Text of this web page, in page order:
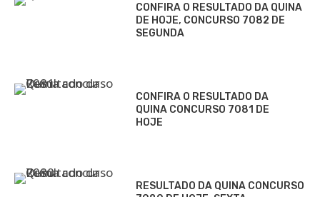
CONFIRA O RESULTADO DA QUINA
DE HOJE, CONCURSO 7082 DE
SEGUNDA
CONFIRA O RESULTADO DA
QUINA CONCURSO 7081 DE
HOJE
RESULTADO DA QUINA CONCURSO